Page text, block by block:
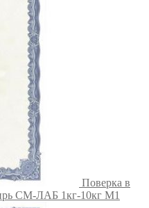
Поверка в
СМ-ЛАБ 1кг-10кг M1